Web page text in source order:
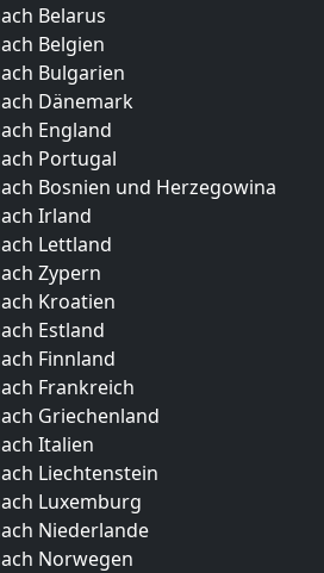
Belarus
Belgien
Bulgarien
Dänemark
England
Portugal
Bosnien und Herzegowina
Irland
Lettland
Zypern
Kroatien
Estland
Finnland
Frankreich
Griechenland
Italien
Liechtenstein
Luxemburg
Niederlande
Norwegen